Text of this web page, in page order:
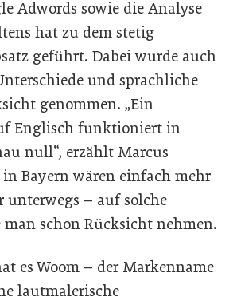
Adwords sowie die Analyse
hat zu dem stetig
geführt. Dabei wurde auch
und sprachliche
genommen. „Ein
Englisch funktioniert in
null“, erzählt Marcus
Bayern wären einfach mehr
– auf solche
man schon Rücksicht nehmen.
es Woom – der Markenname
lautmalerische